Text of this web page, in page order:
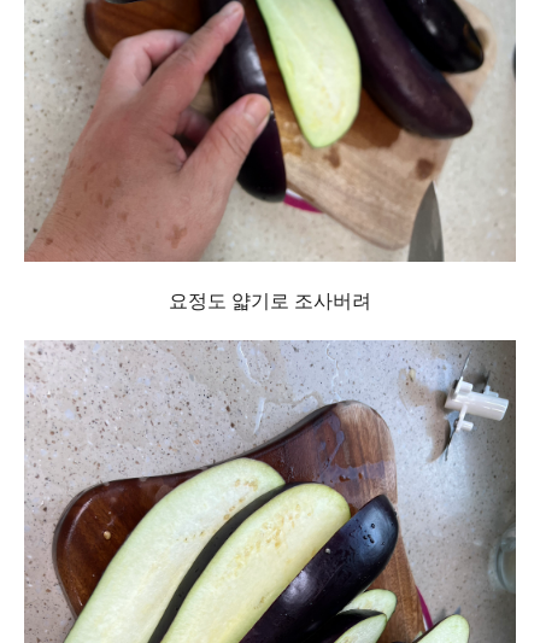
요정도 얇기로 조사버려